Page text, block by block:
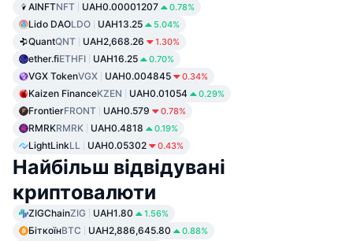
AINFTNFT UAH0.00001207 0.78%
Lido DAOLDO UAH13.25 5.04%
QuantQNT UAH2,668.26 1.30%
ether.fiETHFI UAH16.25 0.70%
VGX TokenVGX UAH0.004845 0.34%
Kaizen FinanceKZEN UAH0.01054 0.29%
FrontierFRONT UAH0.579 0.78%
RMRKRMRK UAH0.4818 0.19%
LightLinkLL UAH0.05302 0.43%
Найбільш відвідувані
криптовалюти
ZIGChainZIG UAH1.80 1.56%
БіткоїнBTC UAH2,886,645.80 0.88%